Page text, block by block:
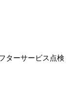
ターサービス点検